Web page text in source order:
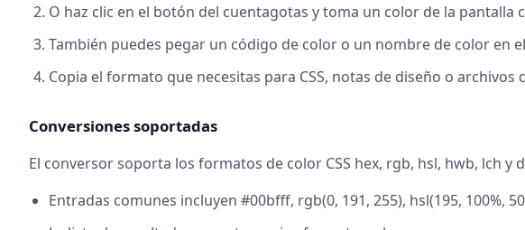
O haz clic en el botón del cuentagotas y toma un color de la pantalla
También puedes pegar un código de color o un nombre de color en
Copia el formato que necesitas para CSS, notas de diseño o archivos
Conversiones soportadas
El conversor soporta los formatos de color CSS hex, rgb, hsl, hwb, lch
Entradas comunes incluyen #00bfff, rgb(0, 191, 255), hsl(195, 100%,